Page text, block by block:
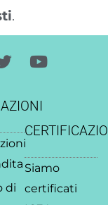
.
T
w
t
t
e
r
Y
o
t
u
b
di
Siamo
certificati